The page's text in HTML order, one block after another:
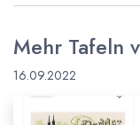
Mehr Tafeln
16.09.2022